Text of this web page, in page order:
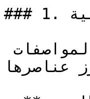
### 1. العقود الفنية
عناصرها: